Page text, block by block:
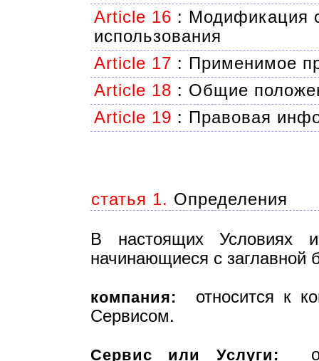
Article 16 : Модификация
использования
Article 17 : Применимое
Article 18 : Общие
Article 19 : Правовая
статья 1. Определения
В настоящих Условиях
начинающиеся с
компания: относится к
Сервисом.
Сервис или Услуги: